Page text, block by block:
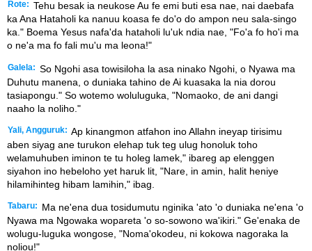
Rote: Tehu besak ia neukose Au fe emi buti esa nae, nai daebafa
ka Ana Hataholi ka nanuu koasa fe do'o do ampon neu sala-singo
ka." Boema Yesus nafa'da hataholi lu'uk ndia nae, "Fo'a fo ho'i ma
o ne'a ma fo fali mu'u ma leona!"
Galela: So Ngohi asa towisiloha la asa ninako Ngohi, o Nyawa ma
Duhutu manena, o duniaka tahino de Ai kuasaka la nia dorou
tasiapongu." So wotemo woluluguka, "Nomaoko, de ani dangi
naaho la noliho."
Yali, Angguruk: Ap kinangmon atfahon ino Allahn ineyap tirisimu
aben siyag ane turukon elehap tuk teg ulug honoluk toho
welamuhuben iminon te tu holeg lamek," ibareg ap elenggen
siyahon ino hebeloho yet haruk lit, "Nare, in amin, halit heniye
hilamihinteg hibam lamihin," ibag.
Tabaru:
Ma ne'ena dua tosidumutu nginika 'ato 'o duniaka ne'ena 'o
Nyawa ma Ngowaka wopareta 'o so-sowono wa'ikiri." Ge'enaka de
wolugu-luguka wongose, "Noma'okodeu, ni kokowa nagoraka la
noliou!"